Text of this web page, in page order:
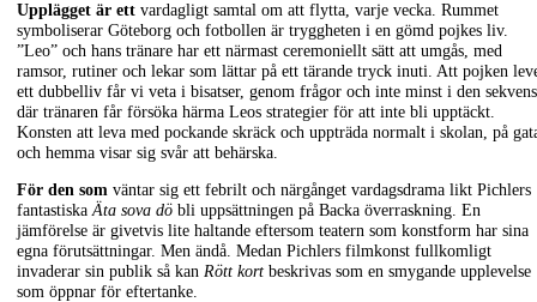
Upplägget är ett vardagligt samtal om att flytta, varje vecka. Rummet
symboliserar Göteborg och fotbollen är tryggheten i en gömd pojkes liv.
”Leo” och hans tränare har ett närmast ceremoniellt sätt att umgås, med
ramsor, rutiner och lekar som lättar på ett tärande tryck inuti. Att pojken
ett dubbelliv får vi veta i bisatser, genom frågor och inte minst i den sekvens
där tränaren får försöka härma Leos strategier för att inte bli upptäckt.
Konsten att leva med pockande skräck och uppträda normalt i skolan, på
och hemma visar sig svår att behärska.
För den som väntar sig ett febrilt och närgånget vardagsdrama likt Pichlers
fantastiska Äta sova dö bli uppsättningen på Backa överraskning. En
jämförelse är givetvis lite haltande eftersom teatern som konstform har sina
egna förutsättningar. Men ändå. Medan Pichlers filmkonst fullkomligt
invaderar sin publik så kan Rött kort beskrivas som en smygande upplevelse
som öppnar för eftertanke.